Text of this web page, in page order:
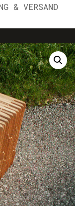
& VERSAND